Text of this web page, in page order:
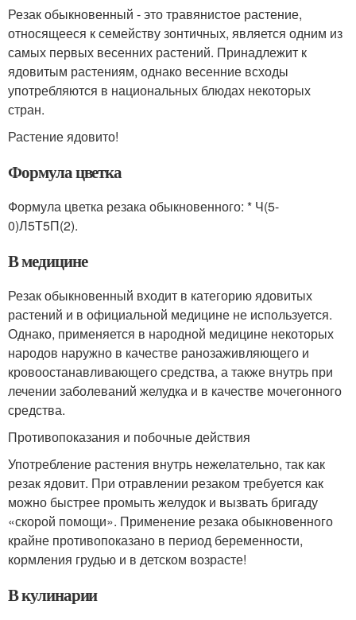
Резак обыкновенный - это травянистое растение,
относящееся к семейству зонтичных, является одним из
самых первых весенних растений. Принадлежит к
ядовитым растениям, однако весенние всходы
употребляются в национальных блюдах некоторых
стран.
Растение ядовито!
Формула цветка
Формула цветка резака обыкновенного: * Ч(5-
0)Л5Т5П(2).
В медицине
Резак обыкновенный входит в категорию ядовитых
растений и в официальной медицине не используется.
Однако, применяется в народной медицине некоторых
народов наружно в качестве ранозаживляющего и
кровоостанавливающего средства, а также внутрь при
лечении заболеваний желудка и в качестве мочегонного
средства.
Противопоказания и побочные действия
Употребление растения внутрь нежелательно, так как
резак ядовит. При отравлении резаком требуется как
можно быстрее промыть желудок и вызвать бригаду
«скорой помощи». Применение резака обыкновенного
крайне противопоказано в период беременности,
кормления грудью и в детском возрасте!
В кулинарии